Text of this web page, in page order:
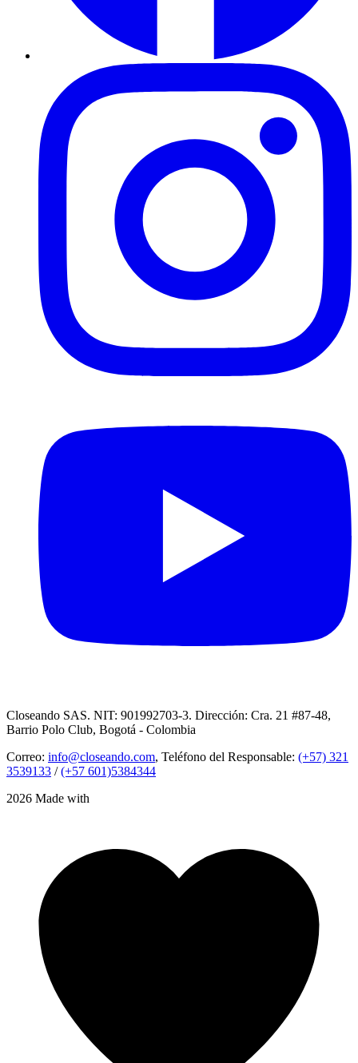
Closeando SAS. NIT: 901992703-3. Dirección: Cra. 21 #87-48,
Barrio Polo Club, Bogotá - Colombia
Correo: info@closeando.com, Teléfono del Responsable: (+57) 321
3539133 /(+57 601)5384344
2026 Made with